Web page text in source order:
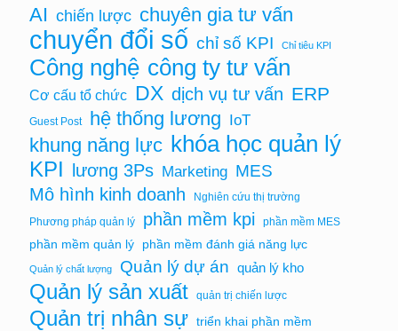
AI chiến lược chuyên gia tư vấn
chuyển đổi số chỉ số KPI Chỉ tiêu KPI
Công nghệ công ty tư vấn
Cơ cấu tổ chức DX dịch vụ tư vấn ERP
Guest Post hệ thống lương IoT
khung năng lực khóa học quản lý
KPI lương 3Ps Marketing MES
Mô hình kinh doanh
Nghiên cứu thị trường
Phương pháp quản lý
phần mềm kpi phần mềm MES
phần mềm quản lý phần mềm đánh giá năng lực
Quản lý chất lượng Quản lý dự án quản lý kho
Quản lý sản xuất quản trị chiến lược
Quản trị nhân sự triển khai phần mềm